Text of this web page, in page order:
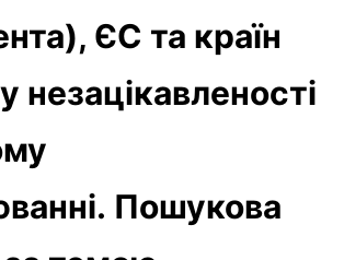
ЄС та країн
незацікавленості
Пошукова